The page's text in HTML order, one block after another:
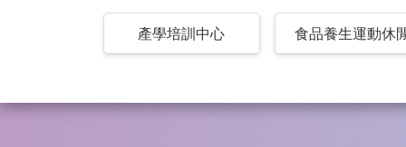
產學培訓中心 食品養生運動休